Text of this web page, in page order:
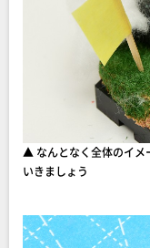
▲ なんとなく全体のイメ
いきましょう